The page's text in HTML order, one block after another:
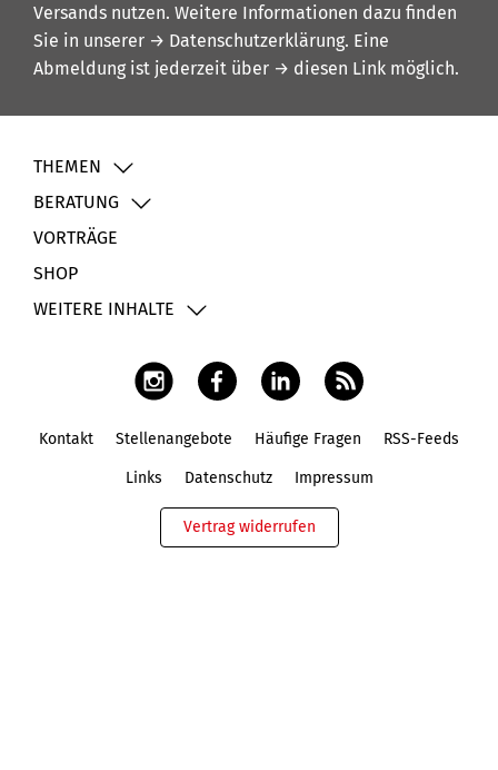
Versands nutzen. Weitere Informationen dazu finden
Sie in unserer → Datenschutzerklärung. Eine
Abmeldung ist jederzeit über → diesen Link möglich.
THEMEN
BERATUNG
VORTRÄGE
SHOP
WEITERE INHALTE
Kontakt Stellenangebote Häufige Fragen RSS-Feeds
Links Datenschutz Impressum
Vertrag widerrufen